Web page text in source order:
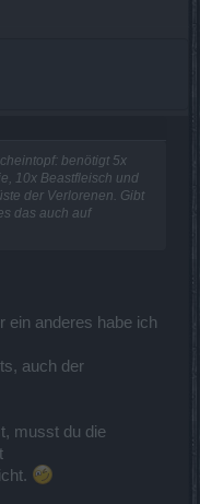
benötigt 5x
10x Beastfleisch und
der Verlorenen. Gibt
das auch auf
ein anderes habe ich
auch der
musst du die